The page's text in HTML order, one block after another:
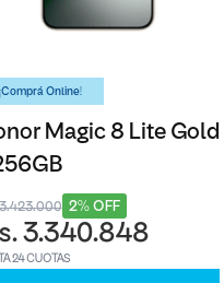
¡Comprá Online!
Magic 8 Lite Gold
2% OFF
3.340.848
24 CUOTAS